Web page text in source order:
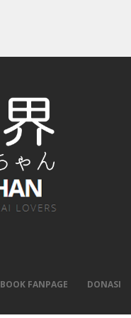
FANPAGE DONASI